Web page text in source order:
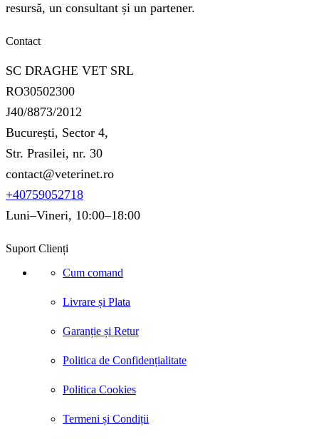
resursă, un consultant și un partener.
Contact
SC DRAGHE VET SRL
RO30502300
J40/8873/2012
București, Sector 4,
Str. Prasilei, nr. 30
contact@veterinet.ro
+40759052718
Luni–Vineri, 10:00–18:00
Suport Clienți
Cum comand
Livrare și Plata
Garanție și Retur
Politica de Confidențialitate
Politica Cookies
Termeni și Condiții